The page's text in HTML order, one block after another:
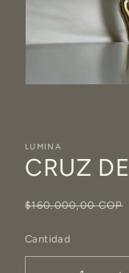
una
ventana
modal
LUMINA
CRUZ
Precio
$160.000,00 COP
Cantidad